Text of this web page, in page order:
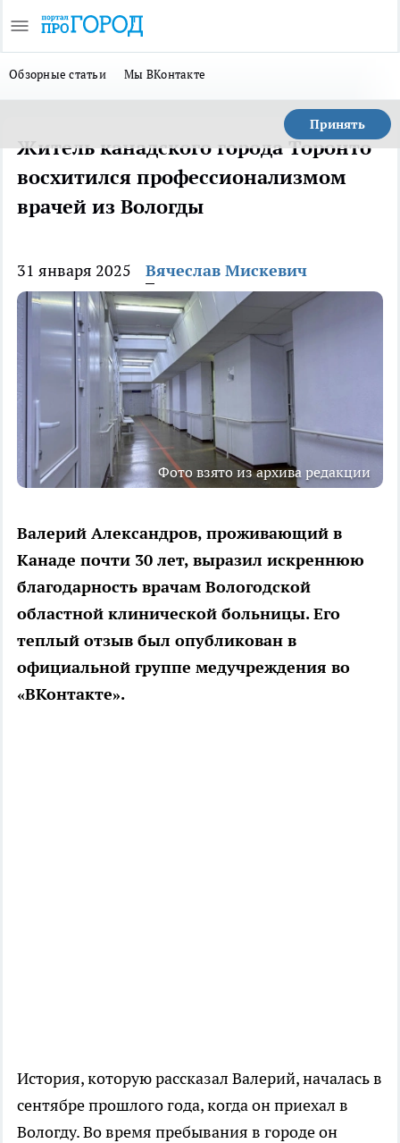
Обзорные статьи Мы ВКонтакте
Принять
Житель канадского города Торонто
восхитился профессионализмом
врачей из Вологды
31 января 2025 Вячеслав Мискевич
Фото взято из архива редакции
Валерий Александров, проживающий в
Канаде почти 30 лет, выразил искреннюю
благодарность врачам Вологодской
областной клинической больницы. Его
теплый отзыв был опубликован в
официальной группе медучреждения во
«ВКонтакте».
История, которую рассказал Валерий, началась в
сентябре прошлого года, когда он приехал в
Вологду. Во время пребывания в городе он